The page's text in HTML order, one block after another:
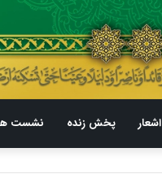
اشعار پخش زنده نشست